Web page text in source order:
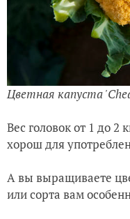
Цветная капуста
Вес головок от 1 до 2
хорош для
А вы выращиваете
или сорта вам